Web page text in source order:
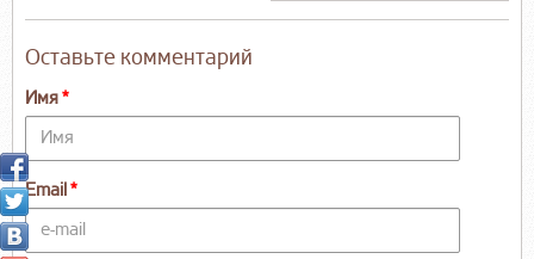
Оставьте комментарий
Имя
Email